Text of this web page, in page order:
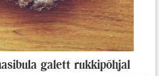
galett rukkipõhjal